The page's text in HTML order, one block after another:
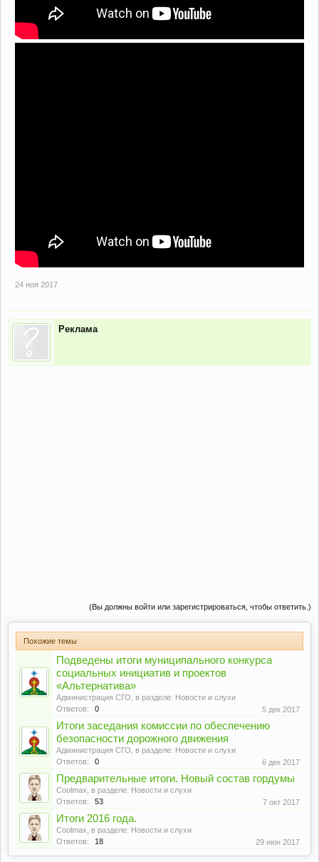
24 ноя 2017
Реклама
(Вы должны войти или зарегистрироваться, чтобы ответить.)
Похожие темы
Подведены итоги муниципального конкурса
социальных инициатив и проектов
«Альтернатива»
Администрация СГО , в разделе: Новости и слухи
Ответов:
0 5 дек 2017
Итоги заседания комиссии по обеспечению
безопасности дорожного движения
Администрация СГО , в разделе: Новости и слухи
Ответов:
0 6 дек 2017
Предварительные итоги. Новый состав гордумы
Coolmax , в разделе: Новости и слухи
Ответов:
53 7 окт 2017
Итоги 2016 года.
Coolmax , в разделе: Новости и слухи
Ответов:
18 29 июн 2017